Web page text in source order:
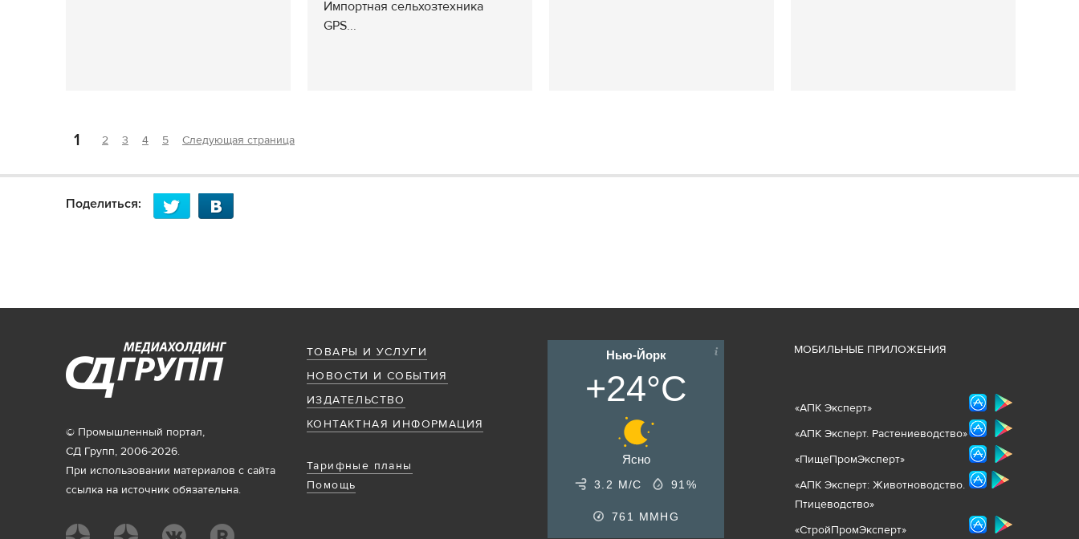
Импортная сельхозтехника
GPS...
1 2 3 4 5 Следующая страница
Поделиться:
ТОВАРЫ И УСЛУГИ
НОВОСТИ И СОБЫТИЯ
ИЗДАТЕЛЬСТВО
КОНТАКТНАЯ ИНФОРМАЦИЯ
Тарифные планы
Помощь
© Промышленный портал,
СД Групп, 2006-2026.
При использовании материалов с сайта
ссылка на источник обязательна.
Нью-Йорк
+24°C
Ясно
3.2 М/С 91%
761 MMHG
МОБИЛЬНЫЕ ПРИЛОЖЕНИЯ
«АПК Эксперт»
«АПК Эксперт. Растениеводство»
«ПищеПромЭксперт»
«АПК Эксперт: Животноводство.
Птицеводство»
«СтройПромЭксперт»